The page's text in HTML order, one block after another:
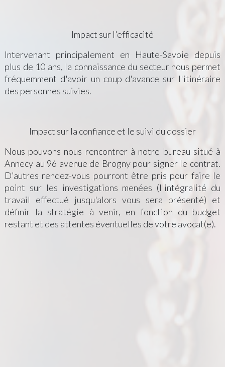
Impact sur l'efficacité
Intervenant principalement en Haute-Savoie depuis
plus de 10 ans, la connaissance du secteur nous permet
fréquemment d'avoir un coup d'avance sur l'itinéraire
des personnes suivies.
Impact sur la confiance et le suivi du dossier
Nous pouvons nous rencontrer à notre bureau situé à
Annecy au 96 avenue de Brogny pour signer le contrat.
D'autres rendez-vous pourront être pris pour faire le
point sur les investigations menées (l'intégralité du
travail effectué jusqu'alors vous sera présenté) et
définir la stratégie à venir, en fonction du budget
restant et des attentes éventuelles de votre avocat(e).